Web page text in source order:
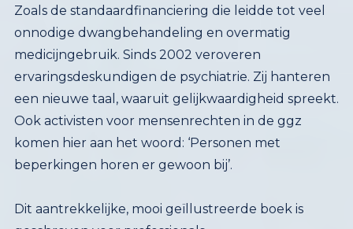
Zoals de standaardfinanciering die leidde tot veel
onnodige dwangbehandeling en overmatig
medicijngebruik. Sinds 2002 veroveren
ervaringsdeskundigen de psychiatrie. Zij hanteren
een nieuwe taal, waaruit gelijkwaardigheid spreekt.
Ook activisten voor mensenrechten in de ggz
komen hier aan het woord: ‘Personen met
beperkingen horen er gewoon bij’.
Dit aantrekkelijke, mooi geïllustreerde boek is